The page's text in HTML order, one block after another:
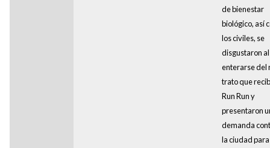
de bienestar
biológico, así
los civiles, se
disgustaron al
enterarse del
trato que
Run Run y
presentaron
demanda
la ciudad